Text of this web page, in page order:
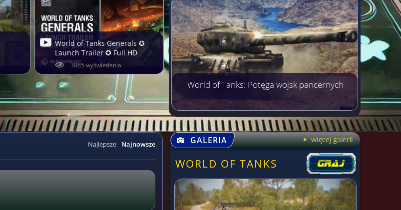
World of Tanks Generals ✪
Launch Trailer ✪ Full HD
3865 wyświetlenia
World of Tanks: Potęga wojsk pancernych
Najnowsze
Najlepsze GALERIA więcej galerii
WORLD OF TANKS